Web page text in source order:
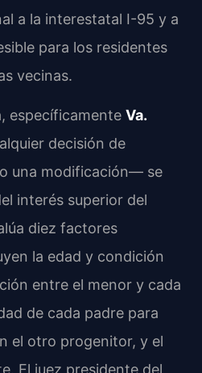
a la interestatal I-95 y a
para los residentes
vecinas.
específicamente Va.
decisión de
una modificación— se
interés superior del
diez factores
la edad y condición
entre el menor y cada
de cada padre para
el otro progenitor, y el
El juez presidente del